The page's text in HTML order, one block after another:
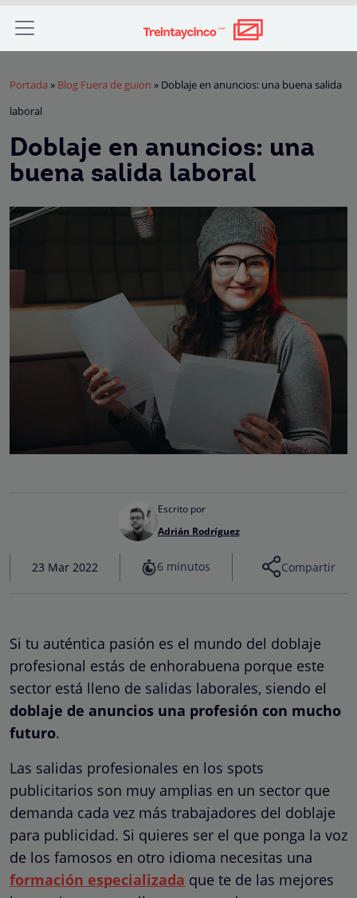
Portada » Blog Fuera de guion » Doblaje en anuncios: una buena salida
laboral
Doblaje en anuncios: una
buena salida laboral
Escrito por
Adrián Rodríguez
23 Mar 2022 6 minutos Compartir
Si tu auténtica pasión es el mundo del doblaje
profesional estás de enhorabuena porque este
sector está lleno de salidas laborales, siendo el
doblaje de anuncios una profesión con mucho
futuro.
Las salidas profesionales en los spots
publicitarios son muy amplias en un sector que
demanda cada vez más trabajadores del doblaje
para publicidad. Si quieres ser el que ponga la voz
de los famosos en otro idioma necesitas una
formación especializada que te de las mejores